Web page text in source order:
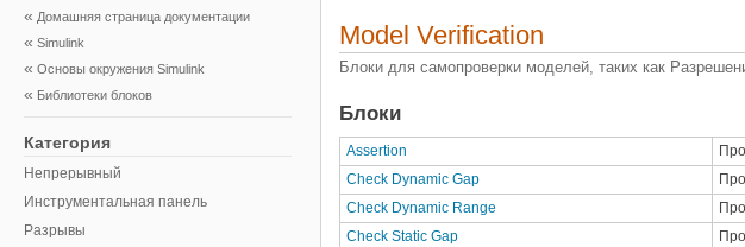
вне
холста
переключатель
навигационного
вне
Домашняя страница документации
Simulink
Основы окружения Simulink
Библиотеки блоков
Категория
Непрерывный
Инструментальная панель
Разрывы
Model Verification
Блоки для самопроверки моделей, таких как
Блоки
Assertion
Check Dynamic Gap
Check Dynamic Range
Check Static Gap